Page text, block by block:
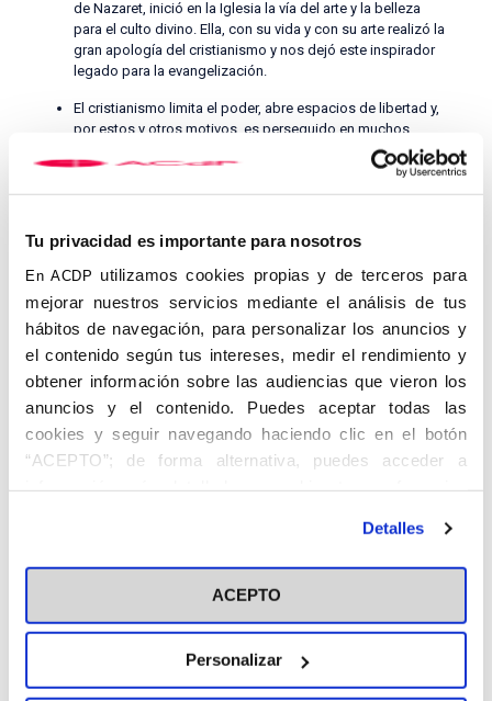
Tu privacidad es importante para nosotros
En ACDP utilizamos cookies propias y de terceros para
mejorar nuestros servicios mediante el análisis de tus
hábitos de navegación, para personalizar los anuncios y
el contenido según tus intereses, medir el rendimiento y
obtener información sobre las audiencias que vieron los
anuncios y el contenido. Puedes aceptar todas las
cookies y seguir navegando haciendo clic en el botón
“ACEPTO”; de forma alternativa, puedes acceder a
información más detallada y cambiar tus preferencias
en el botón "Personalizar". Para más información puedes
visitar nuestra Política de Cookies
Detalles
ACEPTO
Personalizar
de Nazaret, inició en la Iglesia la vía del arte y la belleza
para el culto divino. Ella, con su vida y con su arte realizó la
gran apología del cristianismo y nos dejó este inspirador
legado para la evangelización.
El cristianismo limita el poder, abre espacios de libertad y,
por estos y otros motivos, es perseguido en muchos
lugares del mundo. “Bienaventurados los perseguidos por
causa de la justicia, porque de ellos es el Reino de los
Cielos. Bienaventurados vosotros cuando os insulten y os
Alegraos y regocijaos, porque vuestra recompensa será
grande en los cielos” (Mt. 5, 1-12). Es nuestra obligación
ser altavoz y denuncia permanente de los cristianos
perseguidos. No olvidemos que estos hermanos nuestros
Jesucristo nos dijo que seríamos hostigados hasta el final
de los tiempos. Evangelicemos a estos cristianos
apoyándoles, mostrándoles cercanía, rezando por ellos,
ayudando materialmente y entendiendo sus necesidades,
que sientan con nosotros que somos Iglesia universal. Por
su parte, ellos, con su ejemplo, nos transmiten la
evangelización a través de la fe comprometida, la valentía,
esperanza, pero ellos, ciertamente, son nuestra esperanza.
El trabajo del hombre es el pilar trascendental de toda la
uno y posee un sentido de cuidado y servicio a Dios, a los
demás y a la propia naturaleza. La concepción cristiana del
descubrimos que el ser humano fue creado para trabajar,
como manifestación de su ser a imagen y semejanza de